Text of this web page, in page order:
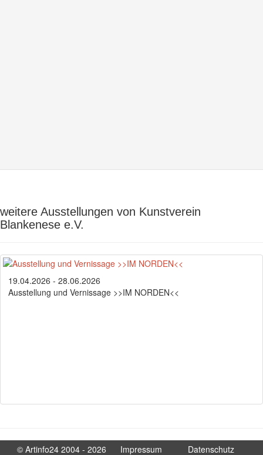
weitere Ausstellungen von Kunstverein
Blankenese e.V.
19.04.2026 - 28.06.2026
Ausstellung und Vernissage >>IM NORDEN<<
© Artinfo24 2004 - 2026 Impressum Datenschutz